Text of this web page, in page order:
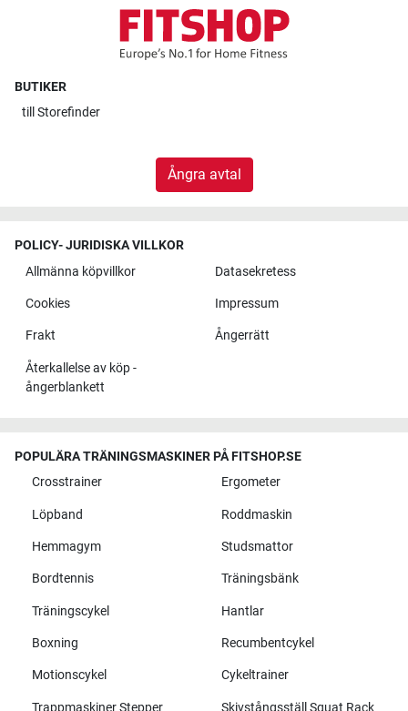
BUTIKER
till Storefinder
Ångra avtal
POLICY- JURIDISKA VILLKOR
Allmänna köpvillkor
Datasekretess
Cookies Impressum
Frakt Ångerrätt
Återkallelse av köp -
ångerblankett
POPULÄRA TRÄNINGSMASKINER PÅ FITSHOP.SE
Crosstrainer
Ergometer
Löpband Roddmaskin
Hemmagym Studsmattor
Bordtennis Träningsbänk
Träningscykel Hantlar
Boxning Recumbentcykel
Motionscykel Cykeltrainer
Trappmaskiner Stepper Skivstångsställ Squat Rack